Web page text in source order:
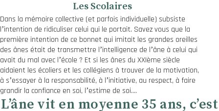
Les Scolaires
Dans la mémoire collective (et parfois individuelle) subsiste
lʼintention de ridiculiser celui qui le portait. Savez vous que la
première intention de ce bonnet qui imitait les grandes oreilles
des ânes était de transmettre lʼintelligence de lʼâne à celui qui
avait du mal avec lʼécole ? Et si les ânes du XXIème siècle
aidaient les écoliers et les collégiens à trouver de la motivation,
à sʼessayer à la responsabilité, à lʼinitiative, au respect, à faire
grandir la confiance en soi, lʼestime de soi….
Lʼâne vit en moyenne 35 ans, cʼest